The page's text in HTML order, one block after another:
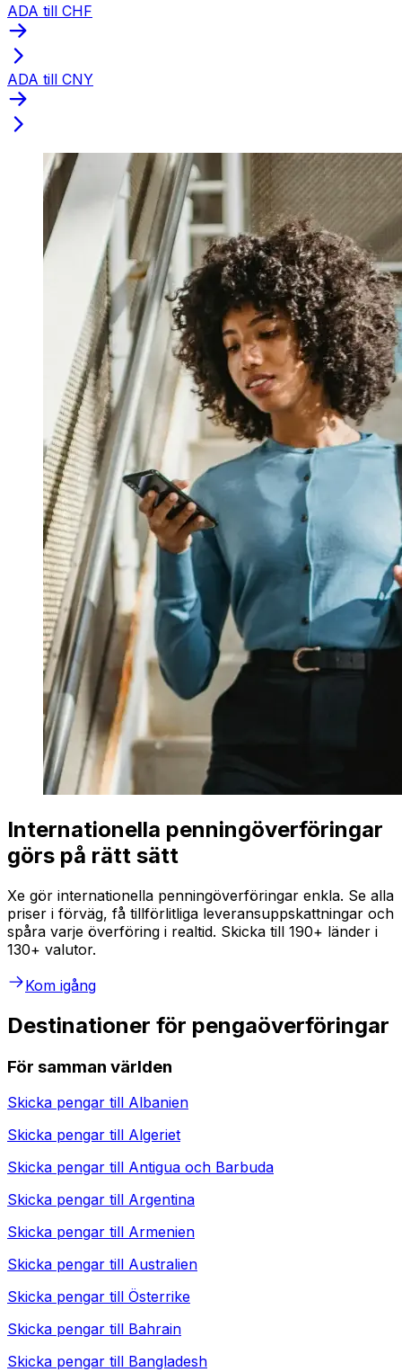
ADA till CHF
ADA till CNY
Internationella penningöverföringar
görs på rätt sätt
Xe gör internationella penningöverföringar enkla. Se alla
priser i förväg, få tillförlitliga leveransuppskattningar och
spåra varje överföring i realtid. Skicka till 190+ länder i
130+ valutor.
Kom igång
Destinationer för pengaöverföringar
För samman världen
Skicka pengar till Albanien
Skicka pengar till Algeriet
Skicka pengar till Antigua och Barbuda
Skicka pengar till Argentina
Skicka pengar till Armenien
Skicka pengar till Australien
Skicka pengar till Österrike
Skicka pengar till Bahrain
Skicka pengar till Bangladesh